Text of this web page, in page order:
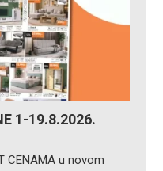
1-19.8.2026.
CENAMA u novom